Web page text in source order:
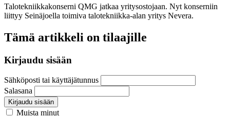
Talotekniikkakonserni QMG jatkaa yritysostojaan. Nyt konserniin
liittyy Seinäjoella toimiva talotekniikka-alan yritys Nevera.
Tämä artikkeli on tilaajille
Kirjaudu sisään
Sähköposti tai käyttäjätunnus
Salasana
Kirjaudu sisään
Muista minut